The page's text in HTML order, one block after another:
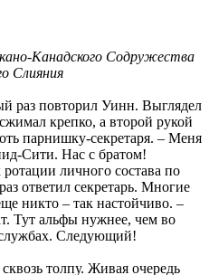
Канадского Содружества
Слияния
раз повторил Уинн. Выглядел
крепко, а второй рукой
парнишку-секретаря. – Меня
Сити. Нас с братом!
личного состава по
ответил секретарь. Многие
никто – так настойчиво. –
Тут альфы нужнее, чем во
Следующий!
толпу. Живая очередь